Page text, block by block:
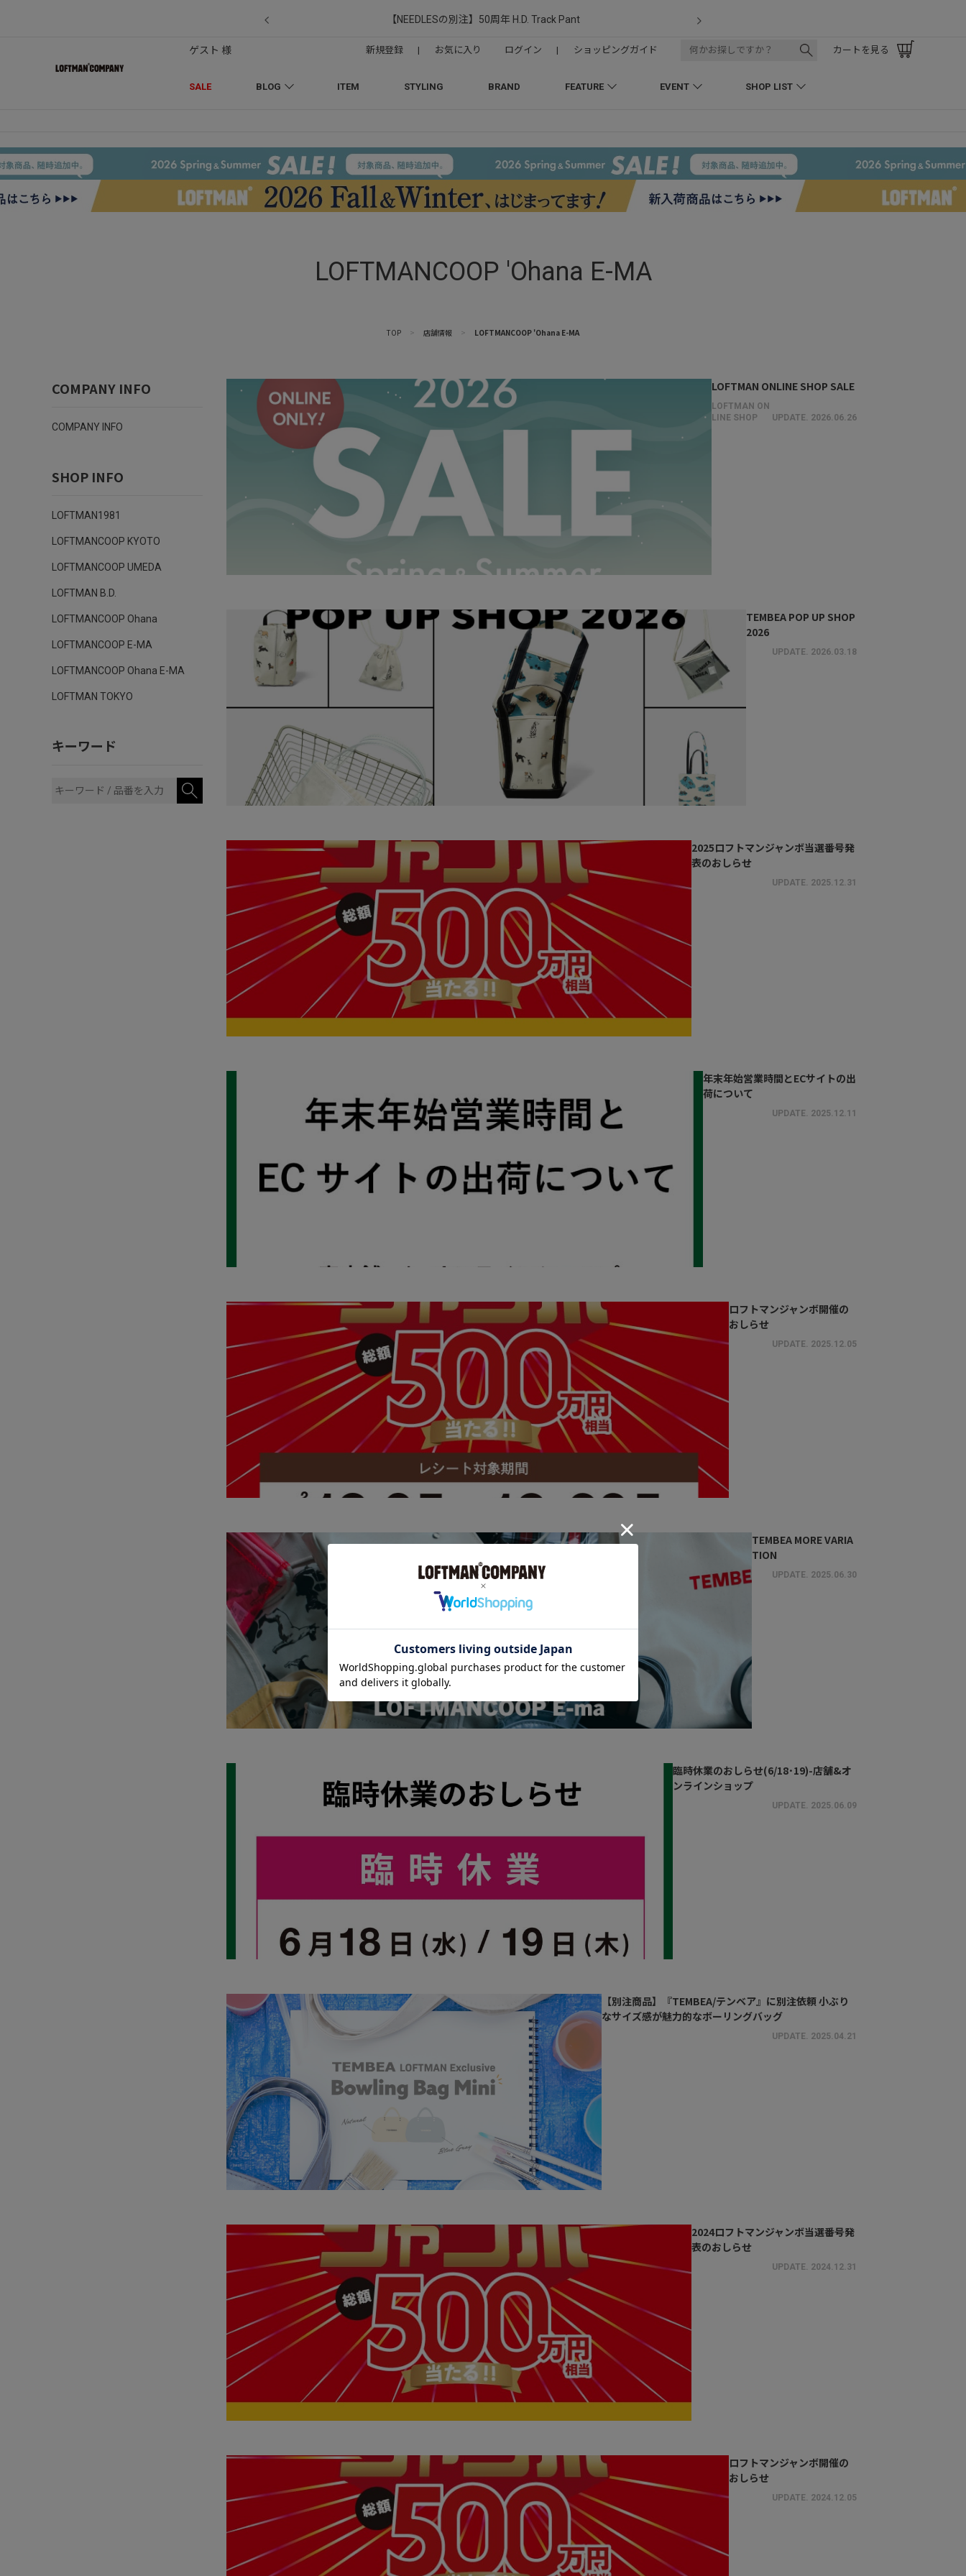
【NEEDLESの別注】50周年 H.D. Track Pant
SALE BLOG ITEM STYLING BRAND FEATURE EVENT SHOP LIST
ゲスト 様 新規登録 | お気に入り ログイン | ショッピングガイド カートを見る
LOFTMANCOOP 'Ohana E-MA
TOP > 店舗情報 > LOFTMANCOOP 'Ohana E-MA
COMPANY INFO
COMPANY INFO
SHOP INFO
LOFTMAN1981
LOFTMANCOOP KYOTO
LOFTMANCOOP UMEDA
LOFTMAN B.D.
LOFTMANCOOP Ohana
LOFTMANCOOP E-MA
LOFTMANCOOP Ohana E-MA
LOFTMAN TOKYO
キーワード
LOFTMAN ONLINE SHOP SALE
LOFTMAN ON
LINE SHOP
UPDATE. 2026.06.26
TEMBEA POP UP SHOP
2026
UPDATE. 2026.03.18
2025ロフトマンジャンボ当選番号発
表のおしらせ
UPDATE. 2025.12.31
年末年始営業時間とECサイトの出
荷について
UPDATE. 2025.12.11
ロフトマンジャンボ開催の
おしらせ
UPDATE. 2025.12.05
TEMBEA MORE VARIA
TION
UPDATE. 2025.06.30
臨時休業のおしらせ(6/18･19)-店舗&オ
ンラインショップ
UPDATE. 2025.06.09
【別注商品】『TEMBEA/テンベア』に別注依頼 小ぶり
なサイズ感が魅力的なボーリングバッグ
UPDATE. 2025.04.21
2024ロフトマンジャンボ当選番号発
表のおしらせ
UPDATE. 2024.12.31
ロフトマンジャンボ開催の
おしらせ
UPDATE. 2024.12.05